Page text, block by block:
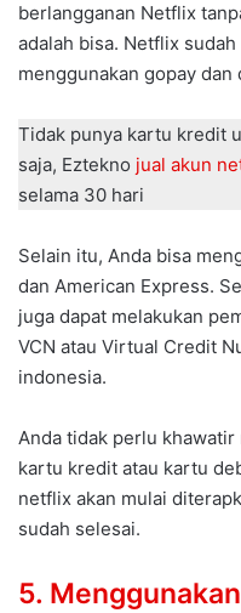
berlangganan Netflix
adalah bisa. Netflix
menggunakan gopay dan
Tidak punya kartu kredit
saja, Eztekno jual akun
selama 30 hari
Selain itu, Anda bisa
dan American Express.
juga dapat melakukan
VCN atau Virtual Credit
indonesia.
Anda tidak perlu
kartu kredit atau kartu
netflix akan mulai
sudah selesai.
5.